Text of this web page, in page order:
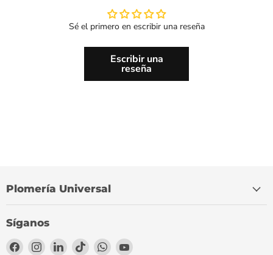
Sé el primero en escribir una reseña
Escribir una
reseña
Plomería Universal
Síganos
Encuéntrenos
Encuéntrenos
Encuéntrenos
Encuéntrenos
Encuéntrenos
Encuéntrenos